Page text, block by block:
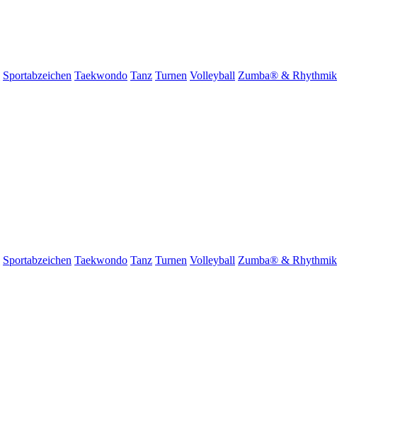
Sportabzeichen Taekwondo Tanz Turnen Volleyball Zumba® & Rhythmik
Sportabzeichen Taekwondo Tanz Turnen Volleyball Zumba® & Rhythmik